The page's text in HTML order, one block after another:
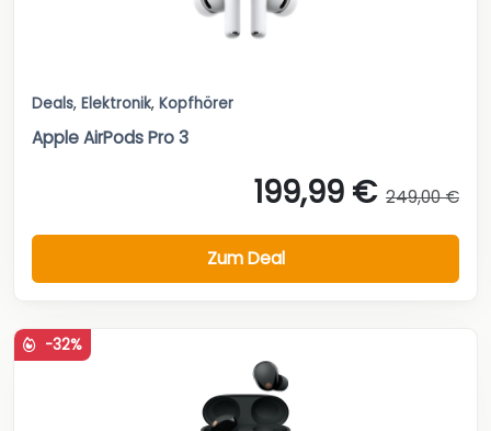
Deals, Elektronik, Kopfhörer
Apple AirPods Pro 3
199,99 € 249,00 €
Zum Deal
-32%